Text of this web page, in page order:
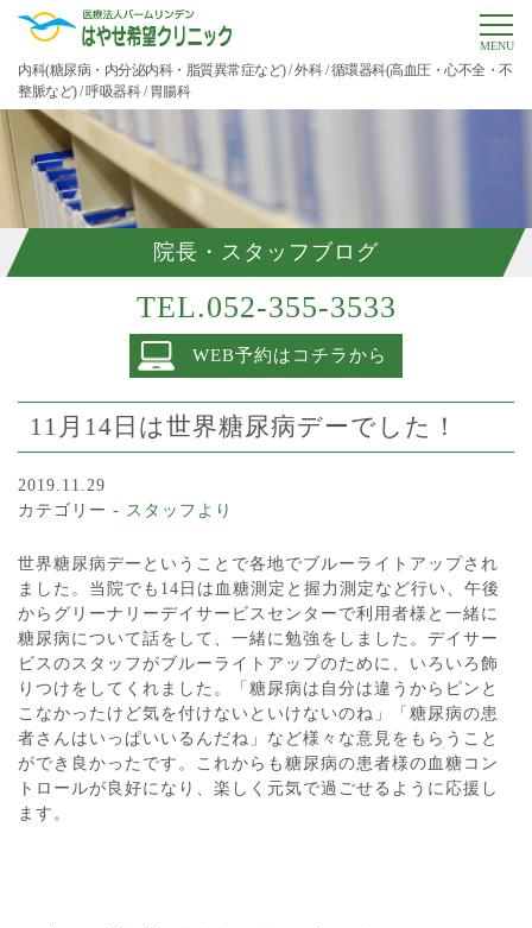
内科(糖尿病・内分泌内科・脂質異常症など) / 外科 / 循環器科(高血圧・心不全・不
整脈など) / 呼吸器科 / 胃腸科
MENU
院長・スタッフブログ
TEL.052-355-3533
WEB予約はコチラから
11月14日は世界糖尿病デーでした！
2019.11.29
カテゴリー - スタッフより
世界糖尿病デーということで各地でブルーライトアップされ
ました。当院でも14日は血糖測定と握力測定など行い、午後
からグリーナリーデイサービスセンターで利用者様と一緒に
糖尿病について話をして、一緒に勉強をしました。デイサー
ビスのスタッフがブルーライトアップのために、いろいろ飾
りつけをしてくれました。「糖尿病は自分は違うからピンと
こなかったけど気を付けないといけないのね」「糖尿病の患
者さんはいっぱいいるんだね」など様々な意見をもらうこと
ができ良かったです。これからも糖尿病の患者様の血糖コン
トロールが良好になり、楽しく元気で過ごせるように応援し
ます。